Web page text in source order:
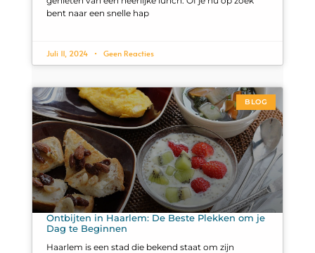
bent naar een snelle hap
Juli 11, 2024 Geen Reacties
BLOG
Ontbijten in Haarlem: De Beste Plekken om je
Dag te Beginnen
Haarlem is een stad die bekend staat om zijn